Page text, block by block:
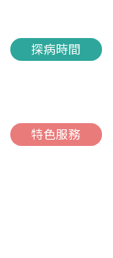
探病時間
特色服務